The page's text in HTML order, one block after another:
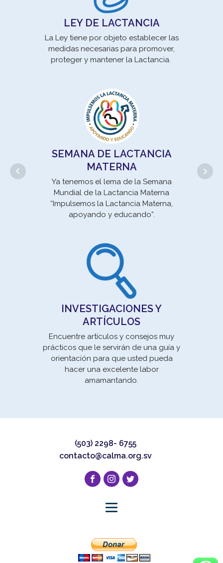
LEY DE LACTANCIA
La Ley tiene por objeto establecer las
medidas necesarias para promover,
proteger y mantener la Lactancia.
SEMANA DE LACTANCIA
MATERNA
Ya tenemos el lema de la Semana
Mundial de la Lactancia Materna
“Impulsemos la Lactancia Materna,
apoyando y educando”.
INVESTIGACIONES Y
ARTÍCULOS
Encuentre artículos y consejos muy
prácticos que le servirán de una guía y
orientación para que usted pueda
hacer una excelente labor
amamantando.
(503) 2298- 6755
contacto@calma.org.sv